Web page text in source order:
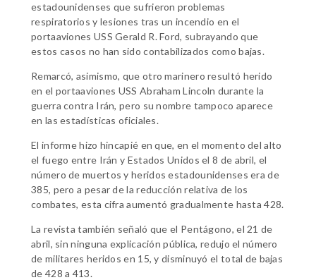
estadounidenses que sufrieron problemas
respiratorios y lesiones tras un incendio en el
portaaviones USS Gerald R. Ford, subrayando que
estos casos no han sido contabilizados como bajas.
Remarcó, asimismo, que otro marinero resultó herido
en el portaaviones USS Abraham Lincoln durante la
guerra contra Irán, pero su nombre tampoco aparece
en las estadísticas oficiales.
El informe hizo hincapié en que, en el momento del alto
el fuego entre Irán y Estados Unidos el 8 de abril, el
número de muertos y heridos estadounidenses era de
385, pero a pesar de la reducción relativa de los
combates, esta cifra aumentó gradualmente hasta 428.
La revista también señaló que el Pentágono, el 21 de
abril, sin ninguna explicación pública, redujo el número
de militares heridos en 15, y disminuyó el total de bajas
de 428 a 413.